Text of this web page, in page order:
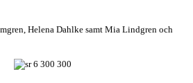
Helena Dahlke samt Mia Lindgren och